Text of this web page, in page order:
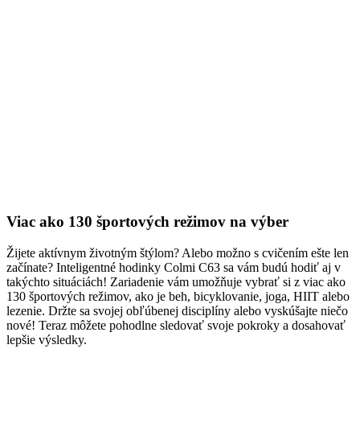
Viac ako 130 športových režimov na výber
Žijete aktívnym životným štýlom? Alebo možno s cvičením ešte len
začínate? Inteligentné hodinky Colmi C63 sa vám budú hodiť aj v
takýchto situáciách! Zariadenie vám umožňuje vybrať si z viac ako
130 športových režimov, ako je beh, bicyklovanie, joga, HIIT alebo
lezenie. Držte sa svojej obľúbenej disciplíny alebo vyskúšajte niečo
nové! Teraz môžete pohodlne sledovať svoje pokroky a dosahovať
lepšie výsledky.